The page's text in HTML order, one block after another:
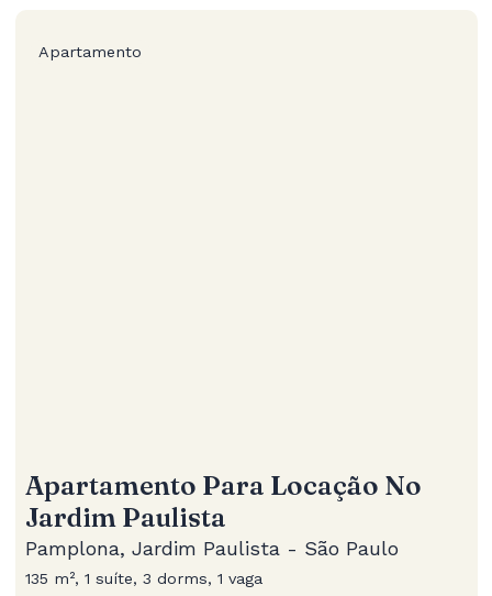
Apartamento
Apartamento Para Locação No
Jardim Paulista
Pamplona, Jardim Paulista - São Paulo
135 m², 1 suíte, 3 dorms, 1 vaga